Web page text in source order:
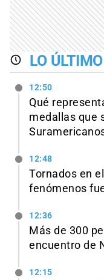
LO ÚLTIMO
12:50
Qué
medallas que
12:48
Tornados en
fenómenos
12:36
Más de 300
encuentro de
12:15